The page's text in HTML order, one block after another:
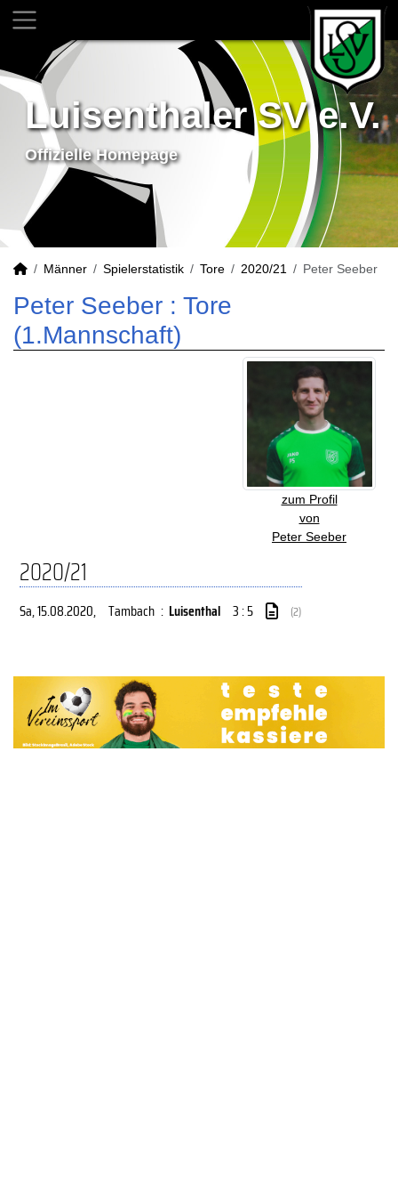
Luisenthaler SV e.V.
Offizielle Homepage
Männer Spielerstatistik Tore 2020/21 Peter Seeber
Peter Seeber : Tore
(1.Mannschaft)
zum Profil
von
Peter Seeber
2020/21
Sa, 15.08.2020, Tambach : Luisenthal 3 : 5 (2)